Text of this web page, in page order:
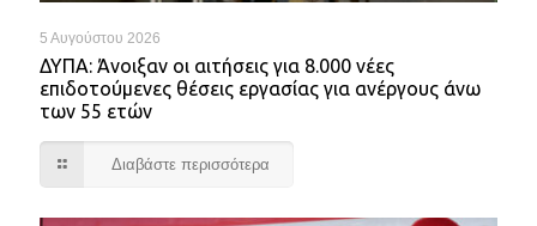
5 Αυγούστου 2026
ΔΥΠΑ: Άνοιξαν οι αιτήσεις για 8.000 νέες
επιδοτούμενες θέσεις εργασίας για ανέργους άνω
των 55 ετών
Διαβάστε περισσότερα